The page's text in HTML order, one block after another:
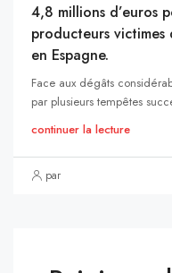
4,8 millions d’euros
producteurs victimes
en Espagne.
Face aux dégâts
par plusieurs tempêtes
continuer la lecture
par